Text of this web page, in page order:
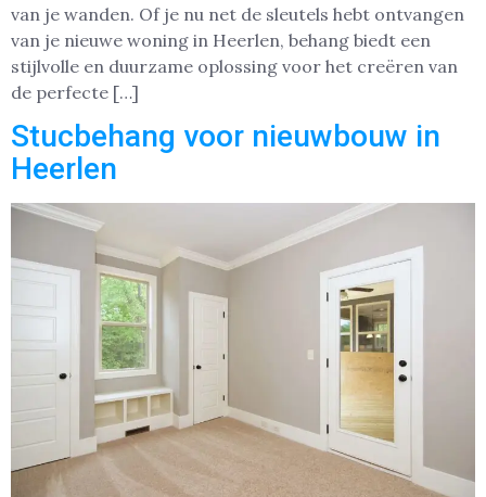
van je wanden. Of je nu net de sleutels hebt ontvangen
van je nieuwe woning in Heerlen, behang biedt een
stijlvolle en duurzame oplossing voor het creëren van
de perfecte […]
Stucbehang voor nieuwbouw in
Heerlen